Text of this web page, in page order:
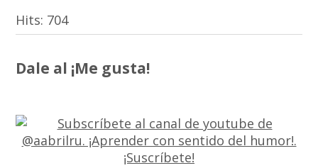
Hits: 704
Dale al ¡Me gusta!